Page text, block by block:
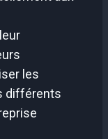
les
différents